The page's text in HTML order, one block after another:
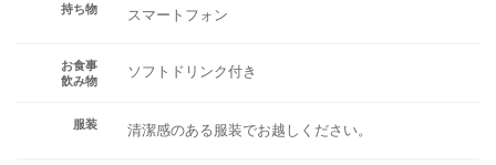
持ち物 スマートフォン
お食事
飲み物
ソフトドリンク付き
服装 清潔感のある服装でお越しください。